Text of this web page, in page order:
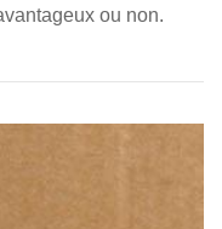
ou non.